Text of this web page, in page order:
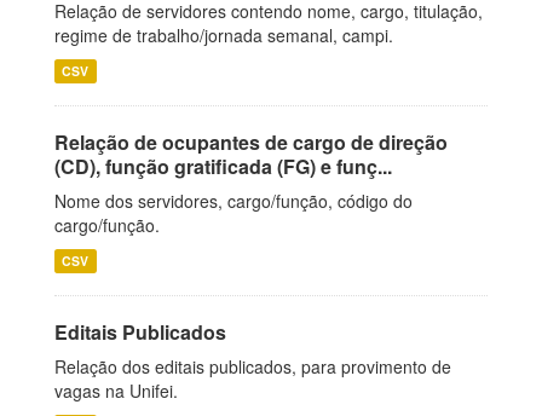
Relação de servidores contendo nome, cargo, titulação,
regime de trabalho/jornada semanal, campi.
CSV
Relação de ocupantes de cargo de direção
(CD), função gratificada (FG) e funç...
Nome dos servidores, cargo/função, código do
cargo/função.
CSV
Editais Publicados
Relação dos editais publicados, para provimento de
vagas na Unifei.